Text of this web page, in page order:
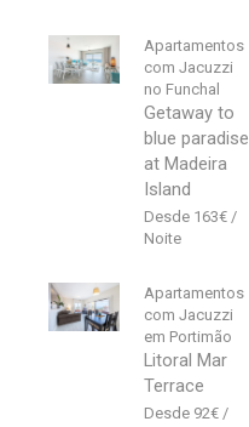
Apartamentos
com Jacuzzi
no Funchal
Getaway to
blue paradise
at Madeira
Island
163€
Apartamentos
com Jacuzzi
em Portimão
Litoral Mar
Terrace
92€